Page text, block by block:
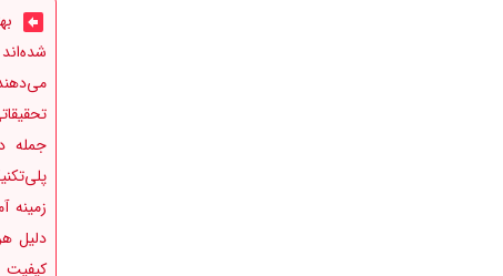
جمله
زمینه
دلیل